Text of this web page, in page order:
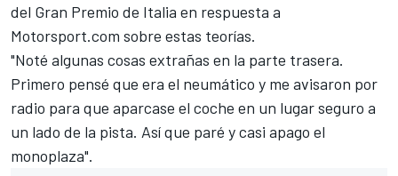
del Gran Premio de Italia en respuesta a
Motorsport.com sobre estas teorías.
"Noté algunas cosas extrañas en la parte trasera.
Primero pensé que era el neumático y me avisaron por
radio para que aparcase el coche en un lugar seguro a
un lado de la pista. Así que paré y casi apago el
monoplaza".